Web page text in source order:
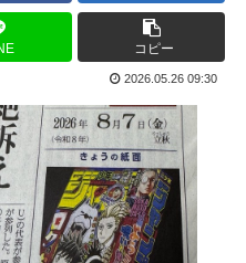
」 英高級紙も驚愕した極...
痛みは感じませんよ」医者...
新施設誕生へ 「風の谷の...
た
シャドウガール』に決まっ...
中間選挙では「民主党はも...
コピー
2026.05.26 09:30